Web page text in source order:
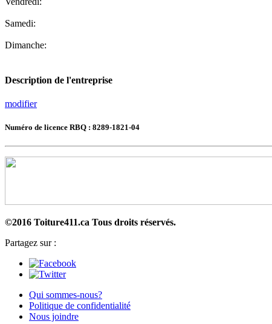
Samedi:
Dimanche:
Description de l'entreprise
modifier
Numéro de licence RBQ : 8289-1821-04
©2016 Toiture411.ca Tous droits réservés.
Partagez sur :
Qui sommes-nous?
Politique de confidentialité
Nous joindre